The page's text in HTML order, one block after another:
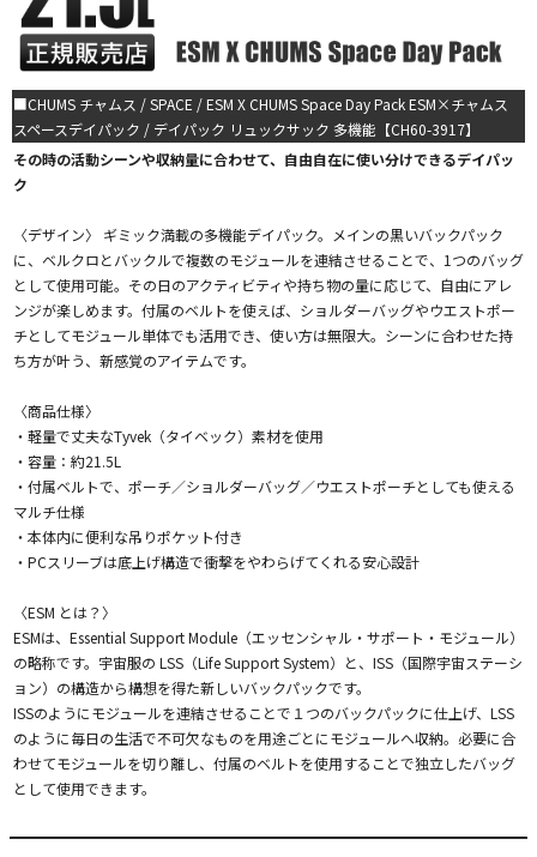
■CHUMS チャムス / SPACE / ESM X CHUMS Space Day Pack ESM×チャムス
スペースデイパック / デイパック リュックサック 多機能【CH60-3917】
その時の活動シーンや収納量に合わせて、自由自在に使い分けできるデイパッ
ク
〈デザイン〉 ギミック満載の多機能デイパック。メインの黒いバックパック
に、ベルクロとバックルで複数のモジュールを連結させることで、1つのバッグ
として使用可能。その日のアクティビティや持ち物の量に応じて、自由にアレ
ンジが楽しめます。付属のベルトを使えば、ショルダーバッグやウエストポー
チとしてモジュール単体でも活用でき、使い方は無限大。シーンに合わせた持
ち方が叶う、新感覚のアイテムです。
〈商品仕様〉
・軽量で丈夫なTyvek（タイベック）素材を使用
・容量：約21.5L
・付属ベルトで、ポーチ／ショルダーバッグ／ウエストポーチとしても使える
マルチ仕様
・本体内に便利な吊りポケット付き
・PCスリーブは底上げ構造で衝撃をやわらげてくれる安心設計
〈ESM とは？〉
ESMは、Essential Support Module（エッセンシャル・サポート・モジュール）
の略称です。宇宙服の LSS（Life Support System）と、ISS（国際宇宙ステーシ
ョン）の構造から構想を得た新しいバックパックです。
ISSのようにモジュールを連結させることで１つのバックパックに仕上げ、LSS
のように毎日の生活で不可欠なものを用途ごとにモジュールへ収納。必要に合
わせてモジュールを切り離し、付属のベルトを使用することで独立したバッグ
として使用できます。